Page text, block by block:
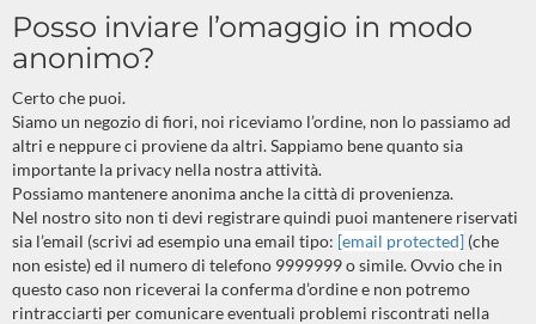
Posso inviare l’omaggio in modo
anonimo?
Certo che puoi.
Siamo un negozio di fiori, noi riceviamo l’ordine, non lo passiamo ad
altri e neppure ci proviene da altri. Sappiamo bene quanto sia
importante la privacy nella nostra attività.
Possiamo mantenere anonima anche la città di provenienza.
Nel nostro sito non ti devi registrare quindi puoi mantenere riservati
sia l’email (scrivi ad esempio una email tipo: [email protected] (che
non esiste) ed il numero di telefono 9999999 o simile. Ovvio che in
questo caso non riceverai la conferma d’ordine e non potremo
rintracciarti per comunicare eventuali problemi riscontrati nella